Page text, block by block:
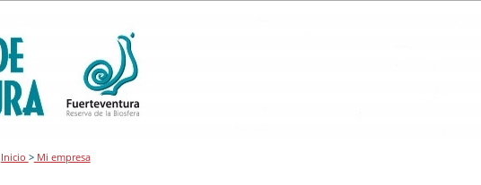
Inicio >Mi empresa